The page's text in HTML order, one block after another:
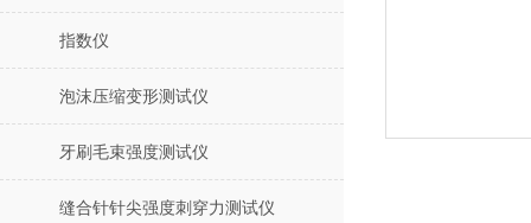
指数仪
泡沫压缩变形测试仪
牙刷毛束强度测试仪
缝合针针尖强度刺穿力测试仪